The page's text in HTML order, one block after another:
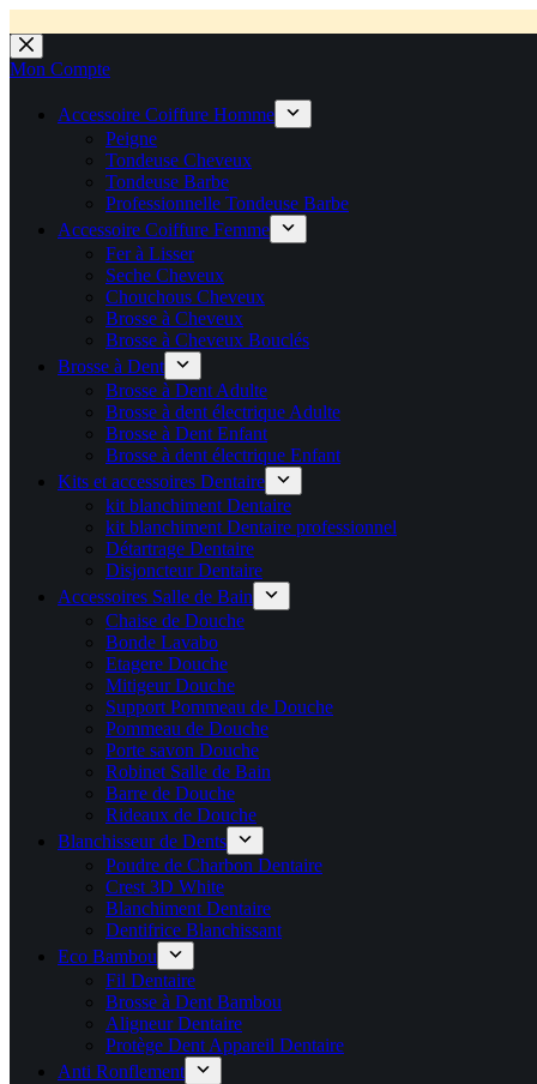
Passer
au
Mon Compte
Accessoire Coiffure Homme
Peigne
Tondeuse Cheveux
Tondeuse Barbe
Professionnelle Tondeuse Barbe
Accessoire Coiffure Femme
Fer à Lisser
Seche Cheveux
Chouchous Cheveux
Brosse à Cheveux
Brosse à Cheveux Bouclés
Brosse à Dent
Brosse à Dent Adulte
Brosse à dent électrique Adulte
Brosse à Dent Enfant
Brosse à dent électrique Enfant
Kits et accessoires Dentaire
kit blanchiment Dentaire
kit blanchiment Dentaire professionnel
Détartrage Dentaire
Disjoncteur Dentaire
Accessoires Salle de Bain
Chaise de Douche
Bonde Lavabo
Etagere Douche
Mitigeur Douche
Support Pommeau de Douche
Pommeau de Douche
Porte savon Douche
Robinet Salle de Bain
Barre de Douche
Rideaux de Douche
Blanchisseur de Dents
Poudre de Charbon Dentaire
Crest 3D White
Blanchiment Dentaire
Dentifrice Blanchissant
Eco Bambou
Fil Dentaire
Brosse à Dent Bambou
Aligneur Dentaire
Protège Dent Appareil Dentaire
Anti Ronflement